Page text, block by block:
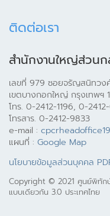
ติดต่อเรา
สำนักงานใหญ่ส่วนก
เลขที่ 979 ซอยจรัญสนิทวง
เขตบางกอกใหญ่ กรุงเทพฯ
โทร. 0-2412-1196, 0-
โทรสาร. 0-2412-9833
e-mail :
แผนที่ : Google Map
นโยบายข้อมูลส่วนบุคคล
Copyright © 2021 ศูนย์พิทักษ์
แบบเดียวกัน 3.0 ประเทศไทย